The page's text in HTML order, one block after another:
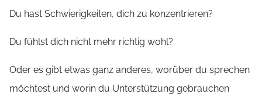
Du hast Schwierigkeiten, dich zu konzentrieren?
Du fühlst dich nicht mehr richtig wohl?
Oder es gibt etwas ganz anderes, worüber du sprechen
möchtest und worin du Unterstützung gebrauchen